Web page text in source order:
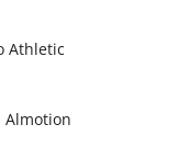
Athletic
Almotion